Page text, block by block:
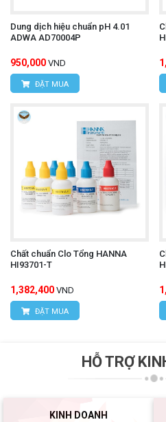
Dung dịch hiệu chuẩn pH 4.01
ADWA AD70004P
950,000 VND
ĐẶT MUA
Chất chuẩn Clo Tổng HANNA
HI93701-T
1,382,400 VND
ĐẶT MUA
HỖ TRỢ
KINH DOANH